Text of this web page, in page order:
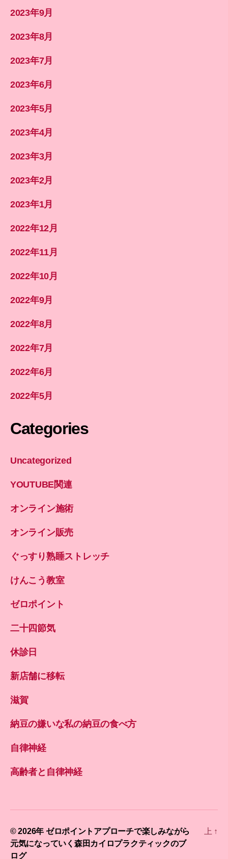
2023年9月
2023年8月
2023年7月
2023年6月
2023年5月
2023年4月
2023年3月
2023年2月
2023年1月
2022年12月
2022年11月
2022年10月
2022年9月
2022年8月
2022年7月
2022年6月
2022年5月
Categories
Uncategorized
YOUTUBE関連
オンライン施術
オンライン販売
ぐっすり熟睡ストレッチ
けんこう教室
ゼロポイント
二十四節気
休診日
新店舗に移転
滋賀
納豆の嫌いな私の納豆の食べ方
自律神経
高齢者と自律神経
© 2026年 ゼロポイントアプローチで楽しみながら
元気になっていく森田カイロプラクティックのブ
ログ
上 ↑